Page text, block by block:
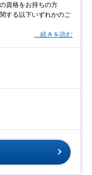
資格をお持ちの方
する以下いずれかのご
…続きを読む